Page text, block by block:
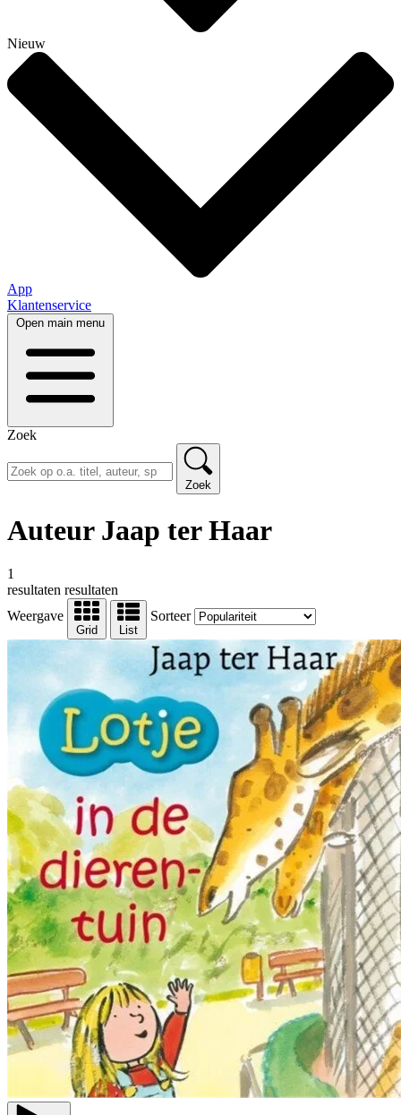
Nieuw
App
Klantenservice
Open main menu
Zoek
Zoek
Auteur Jaap ter Haar
1
resultaten resultaten
Weergave
Grid List
Sorteer